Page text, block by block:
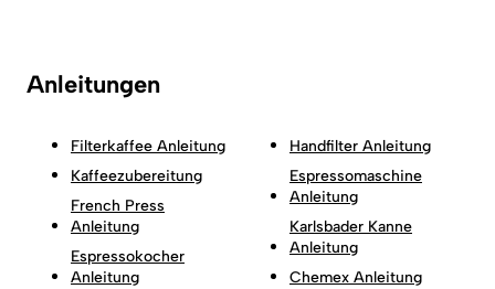
Anleitungen
Filterkaffee Anleitung
Kaffeezubereitung
French Press
Anleitung
Espressokocher
Anleitung
Handfilter Anleitung
Espressomaschine
Anleitung
Karlsbader Kanne
Anleitung
Chemex Anleitung